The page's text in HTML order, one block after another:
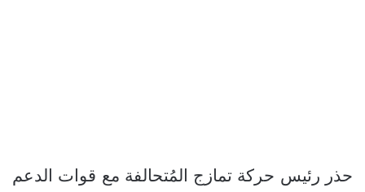
حذر رئيس حركة تمازج المُتحالفة مع قوات الدعم